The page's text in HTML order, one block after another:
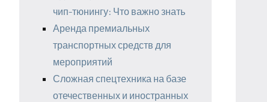
чип-тюнингу: Что важно знать
Аренда премиальных
транспортных средств для
мероприятий
Сложная спецтехника на базе
отечественных и иностранных